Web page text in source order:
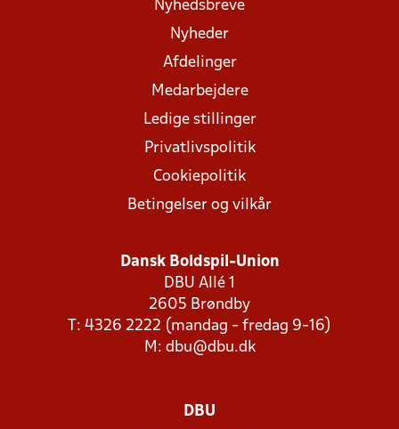
Nyhedsbreve
Nyheder
Afdelinger
Medarbejdere
Ledige stillinger
Privatlivspolitik
Cookiepolitik
Betingelser og vilkår
Dansk Boldspil-Union
DBU Allé 1
2605 Brøndby
T: 4326 2222 (mandag - fredag 9-16)
M: dbu@dbu.dk
DBU